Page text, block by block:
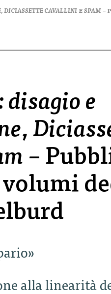
, DICIASSETTE CAVALLINI E SPAM –
disagio e
,
–
volumi
alla linearità